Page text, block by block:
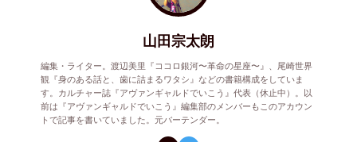
山田宗太朗
編集・ライター。渡辺美里『ココロ銀河〜革命の星座〜』、尾崎世界
観『身のある話と、歯に詰まるワタシ』などの書籍構成をしていま
す。カルチャー誌『アヴァンギャルドでいこう』代表（休止中）。以
前は『アヴァンギャルドでいこう』編集部のメンバーもこのアカウン
トで記事を書いていました。元バーテンダー。